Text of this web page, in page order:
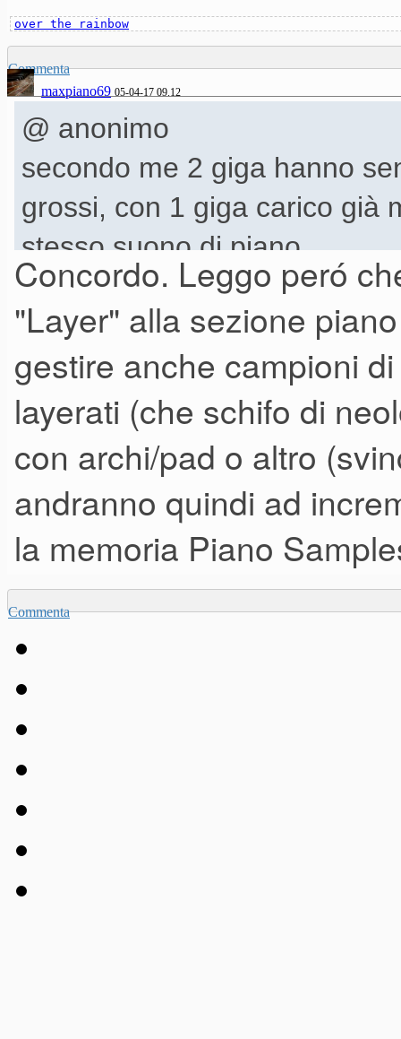
over the rainbow
Commenta
maxpiano69 05-04-17 09.12
@ anonimo
secondo me 2 giga hanno
grossi, con 1 giga carico già
stesso suono di piano
Concordo. Leggo peró
"Layer" alla sezione
gestire anche campioni
layerati (che schifo di
con archi/pad o altro
andranno quindi ad
la memoria Piano
Commenta